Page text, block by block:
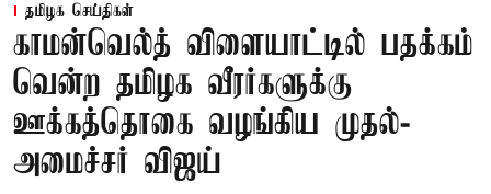
தமிழக செய்திகள்
காமன்வெல்த் விளையாட்டில் பதக்கம்
வென்ற தமிழக வீரர்களுக்கு
ஊக்கத்தொகை வழங்கிய முதல்-
அமைச்சர் விஜய்